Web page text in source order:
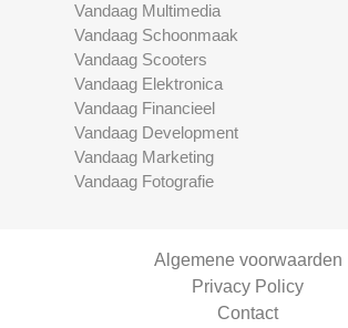
Vandaag Multimedia
Vandaag Schoonmaak
Vandaag Scooters
Vandaag Elektronica
Vandaag Financieel
Vandaag Development
Vandaag Marketing
Vandaag Fotografie
Algemene voorwaarden
Privacy Policy
Contact